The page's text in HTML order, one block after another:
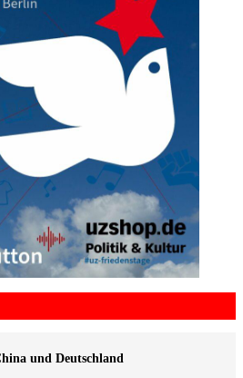
und Deutschland